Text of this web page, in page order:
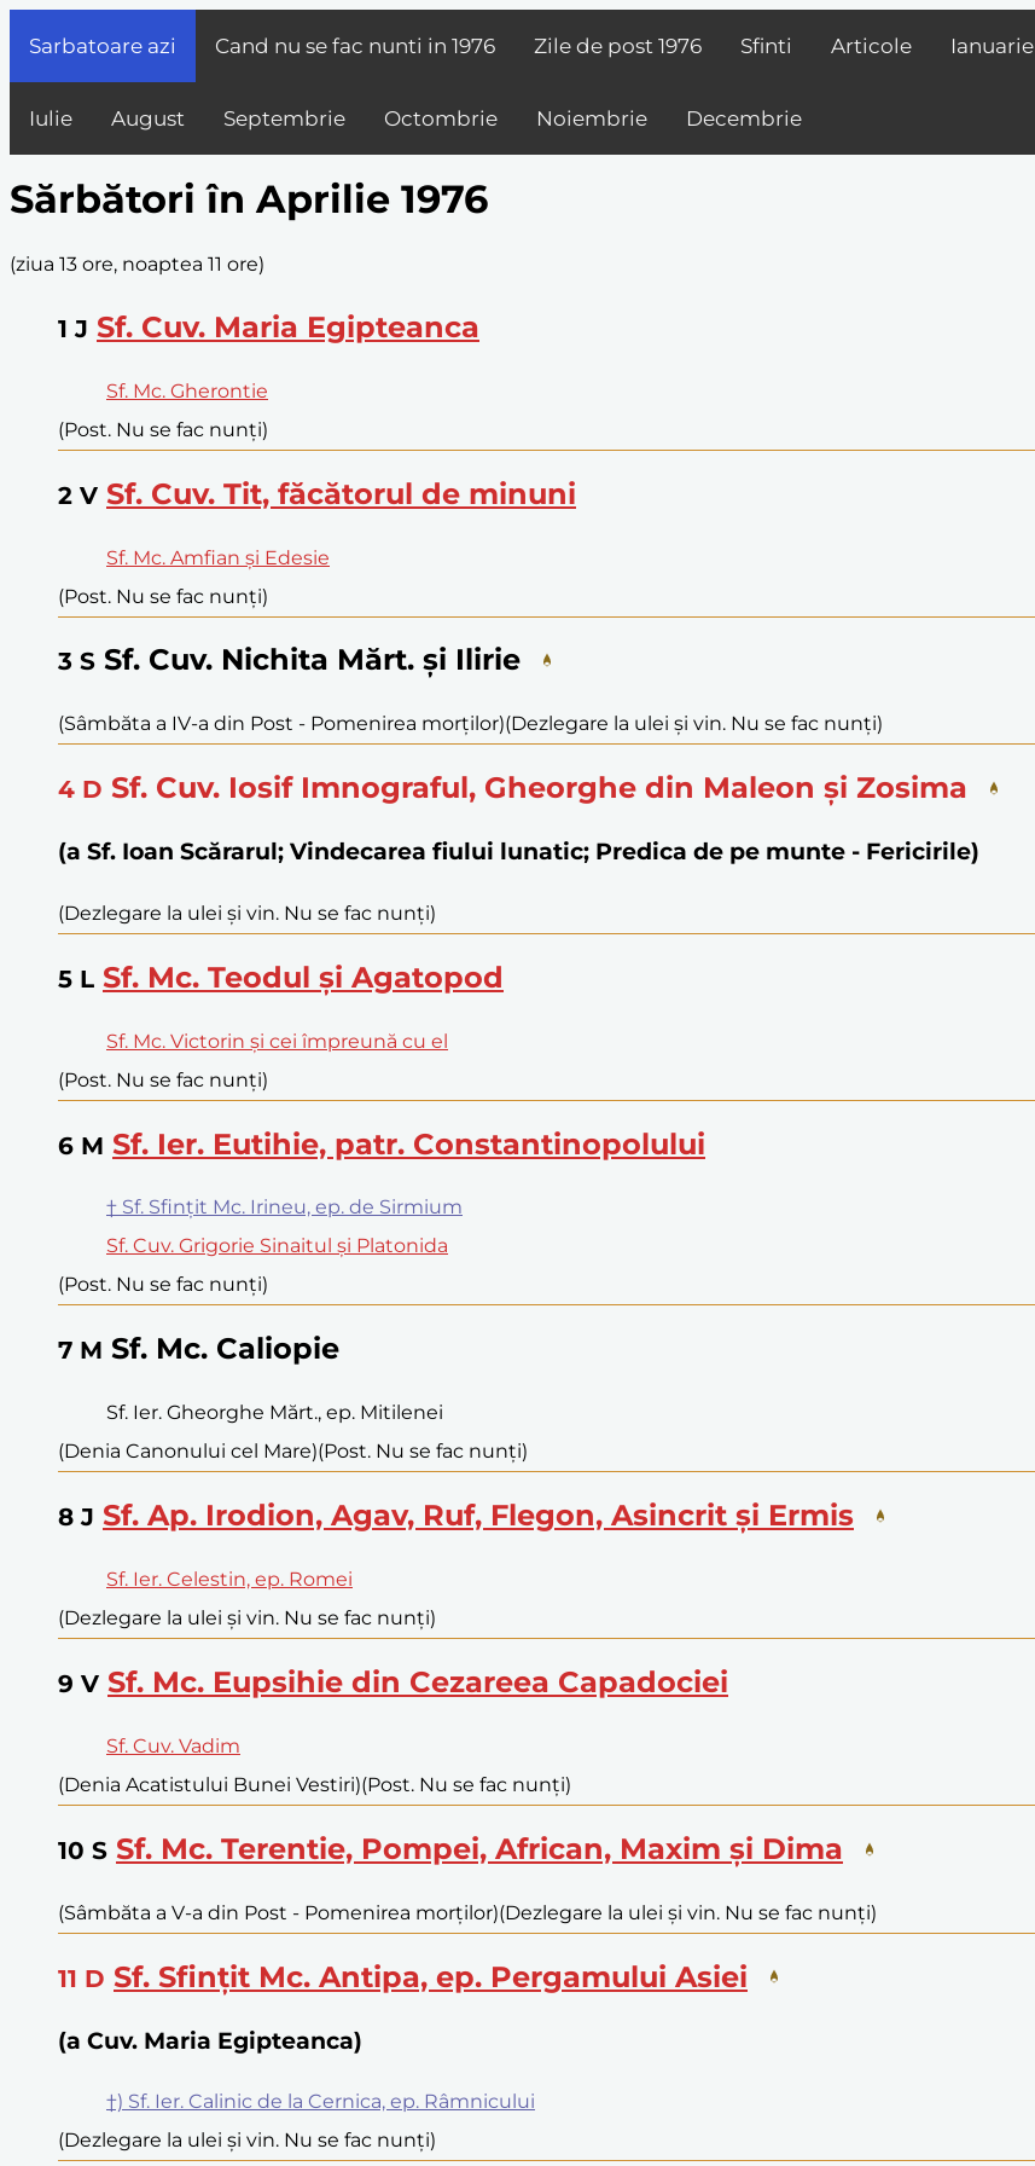
Sarbatoare azi Cand nu se fac nunti in 1976 Zile de post 1976 Sfinti Articole Ianuarie
Iulie August Septembrie Octombrie Noiembrie Decembrie
Sărbători în Aprilie 1976
(ziua 13 ore, noaptea 11 ore)
1 J Sf. Cuv. Maria Egipteanca
Sf. Mc. Gherontie
(Post. Nu se fac nunți)
2 V Sf. Cuv. Tit, făcătorul de minuni
Sf. Mc. Amfian și Edesie
(Post. Nu se fac nunți)
3 S Sf. Cuv. Nichita Mărt. și Ilirie
(Sâmbăta a IV-a din Post - Pomenirea morților)(Dezlegare la ulei și vin. Nu se fac nunți)
4 D Sf. Cuv. Iosif Imnograful, Gheorghe din Maleon și Zosima
(a Sf. Ioan Scărarul; Vindecarea fiului lunatic; Predica de pe munte - Fericirile)
(Dezlegare la ulei și vin. Nu se fac nunți)
5 L Sf. Mc. Teodul și Agatopod
Sf. Mc. Victorin și cei împreună cu el
(Post. Nu se fac nunți)
6 M Sf. Ier. Eutihie, patr. Constantinopolului
† Sf. Sfințit Mc. Irineu, ep. de Sirmium
Sf. Cuv. Grigorie Sinaitul și Platonida
(Post. Nu se fac nunți)
7 M Sf. Mc. Caliopie
Sf. Ier. Gheorghe Mărt., ep. Mitilenei
(Denia Canonului cel Mare)(Post. Nu se fac nunți)
8 J Sf. Ap. Irodion, Agav, Ruf, Flegon, Asincrit și Ermis
Sf. Ier. Celestin, ep. Romei
(Dezlegare la ulei și vin. Nu se fac nunți)
9 V Sf. Mc. Eupsihie din Cezareea Capadociei
Sf. Cuv. Vadim
(Denia Acatistului Bunei Vestiri)(Post. Nu se fac nunți)
10 S Sf. Mc. Terentie, Pompei, African, Maxim și Dima
(Sâmbăta a V-a din Post - Pomenirea morților)(Dezlegare la ulei și vin. Nu se fac nunți)
11 D Sf. Sfințit Mc. Antipa, ep. Pergamului Asiei
(a Cuv. Maria Egipteanca)
†) Sf. Ier. Calinic de la Cernica, ep. Râmnicului
(Dezlegare la ulei și vin. Nu se fac nunți)